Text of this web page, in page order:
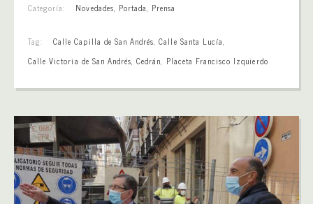
Categoría: Novedades, Portada, Prensa
Tag: Calle Capilla de San Andrés,Calle Santa Lucía,
Calle Victoria de San Andrés,Cedrán, Placeta Francisco Izquierdo